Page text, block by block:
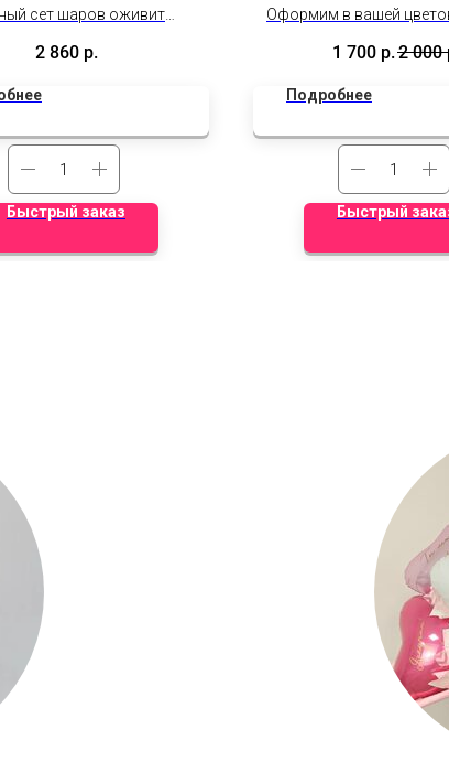
сет шаров оживит
радость.
2 860 р.
Быстрый заказ
Оформим в вашей
Дополнительные
1 700 р.2 000
Подробнее
Быстрый